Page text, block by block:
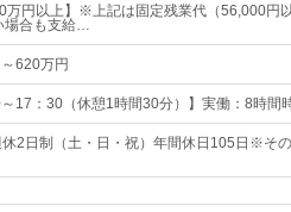
万円以上】※上記は固定残業代（56,000円
場合も支給…
620万円
～17：30（休憩1時間30分）】実働：8時間
2日制（土・日・祝）年間休日105日※そ